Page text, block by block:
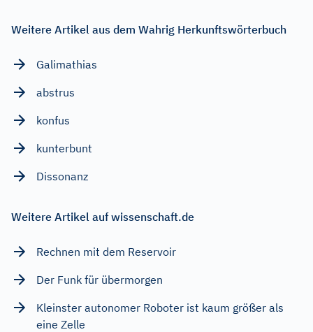
Weitere Artikel aus dem Wahrig Herkunftswörterbuch
Galimathias
abstrus
konfus
kunterbunt
Dissonanz
Weitere Artikel auf wissenschaft.de
Rechnen mit dem Reservoir
Der Funk für übermorgen
Kleinster autonomer Roboter ist kaum größer als
eine Zelle